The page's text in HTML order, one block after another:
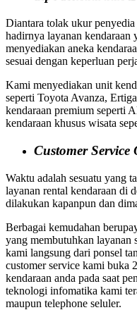
Diantara tolak ukur
hadirnya layanan
menyediakan aneka
sesuai dengan keperluan
Kami menyediakan unit
seperti Toyota Avanza,
kendaraan premium seperti
kendaraan khusus wisata
Customer
Waktu adalah sesuatu yang
layanan rental kendaraan di
dilakukan kapanpun dan
Berbagai kemudahan
yang membutuhkan layanan
kami langsung dari ponsel
customer service kami buka
kendaraan anda pada saat
teknologi infomatika kami
maupun telephone seluler.